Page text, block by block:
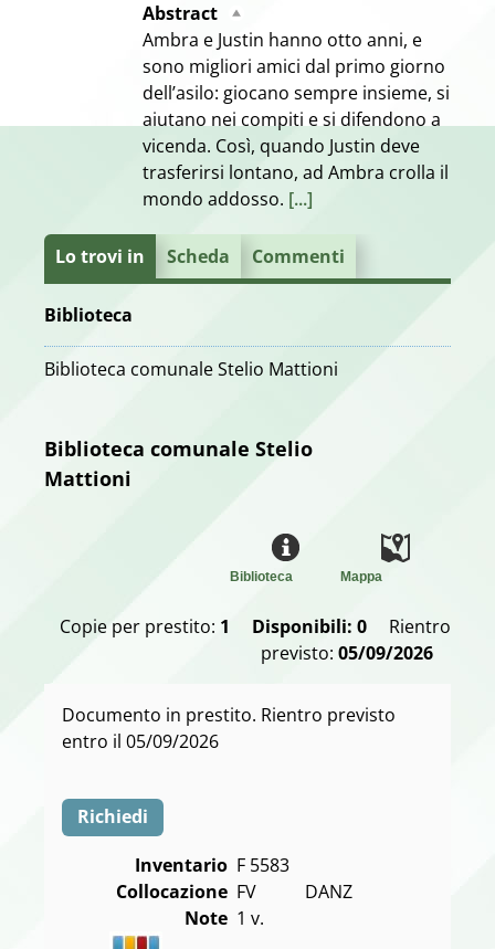
Abstract
Ambra e Justin hanno otto anni, e
sono migliori amici dal primo giorno
dell’asilo: giocano sempre insieme, si
aiutano nei compiti e si difendono a
vicenda. Così, quando Justin deve
trasferirsi lontano, ad Ambra crolla il
mondo addosso. [...]
Lo trovi in Scheda Commenti
Biblioteca
Biblioteca comunale Stelio Mattioni
Biblioteca comunale Stelio
Mattioni
Mappa
Biblioteca
Copie per prestito: 1 Disponibili: 0
Rientro
previsto: 05/09/2026
Documento in prestito. Rientro previsto
entro il 05/09/2026
Richiedi
Inventario F 5583
Collocazione
Note 1 v.